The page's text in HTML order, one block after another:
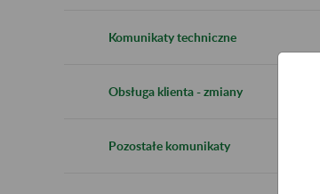
Komunikaty techniczne
Obsługa klienta - zmiany
Pozostałe komunikaty